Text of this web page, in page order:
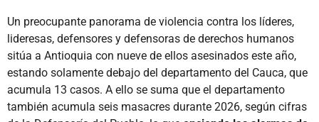
Un preocupante panorama de violencia contra los líderes,
lideresas, defensores y defensoras de derechos humanos
sitúa a Antioquia con nueve de ellos asesinados este año,
estando solamente debajo del departamento del Cauca, que
acumula 13 casos. A ello se suma que el departamento
también acumula seis masacres durante 2026, según cifras